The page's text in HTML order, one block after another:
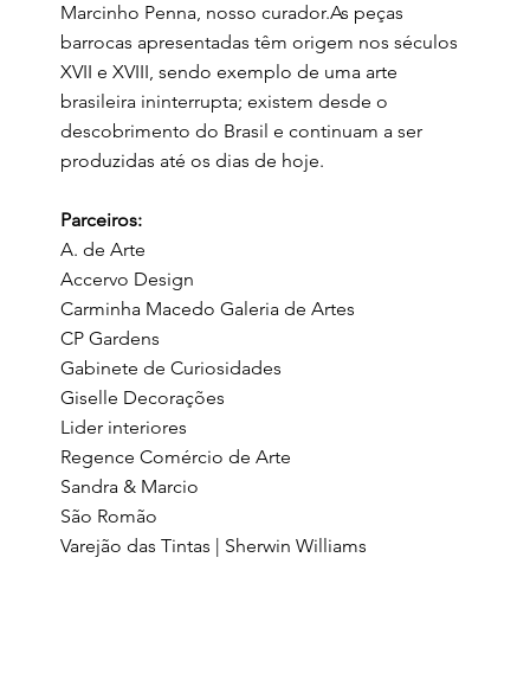
Marcinho Penna, nosso curador.As peças
barrocas apresentadas têm origem nos séculos
XVII e XVIII, sendo exemplo de uma arte
brasileira ininterrupta; existem desde o
descobrimento do Brasil e continuam a ser
produzidas até os dias de hoje.
Parceiros:
A. de Arte
Accervo Design
Carminha Macedo Galeria de Artes
CP Gardens
Gabinete de Curiosidades
Giselle Decorações
Lider interiores
Regence Comércio de Arte
Sandra & Marcio
São Romão
Varejão das Tintas | Sherwin Williams